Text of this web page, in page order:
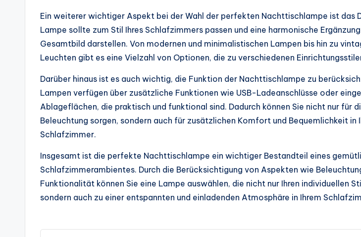
Ein weiterer wichtiger Aspekt bei der Wahl der perfekten Nachttischlampe ist das
Lampe sollte zum Stil Ihres Schlafzimmers passen und eine harmonische
Gesamtbild darstellen. Von modernen und minimalistischen Lampen bis hin zu
Leuchten gibt es eine Vielzahl von Optionen, die zu verschiedenen
Darüber hinaus ist es auch wichtig, die Funktion der Nachttischlampe zu
Lampen verfügen über zusätzliche Funktionen wie USB-Ladeanschlüsse oder
Ablageflächen, die praktisch und funktional sind. Dadurch können Sie nicht nur für
Beleuchtung sorgen, sondern auch für zusätzlichen Komfort und Bequemlichkeit in
Schlafzimmer.
Insgesamt ist die perfekte Nachttischlampe ein wichtiger Bestandteil eines
Schlafzimmerambientes. Durch die Berücksichtigung von Aspekten wie
Funktionalität können Sie eine Lampe auswählen, die nicht nur Ihren individuellen
sondern auch zu einer entspannten und einladenden Atmosphäre in Ihrem